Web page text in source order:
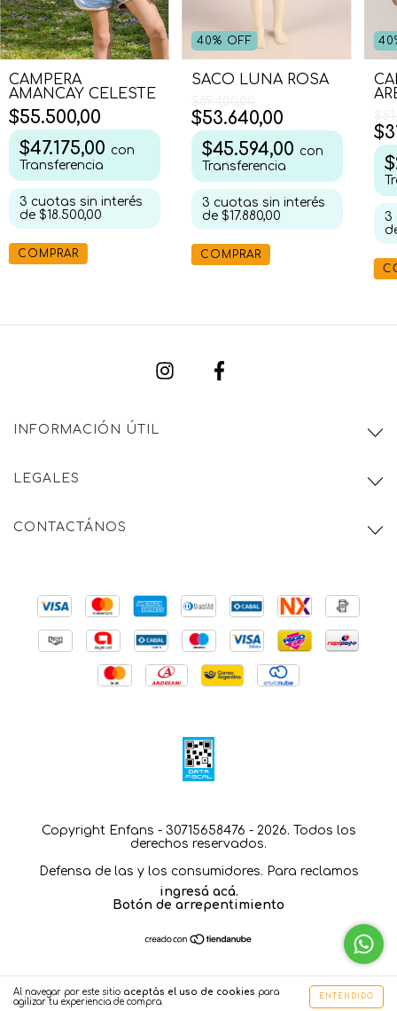
Al navegar por este sitio aceptás el uso de cookies para
agilizar tu experiencia de compra.
ENTENDIDO
CAMPERA
AMANCAY CELESTE
$55.500,00
$47.175,00 con
Transferencia
3 cuotas sin interés
de $18.500,00
COMPRAR
40% OFF
SACO LUNA ROSA
$53.640,00
$45.594,00 con
Transferencia
3 cuotas sin interés
de $17.880,00
COMPRAR
40
3
INFORMACIÓN ÚTIL
LEGALES
CONTACTÁNOS
Copyright Enfans - 30715658476 - 2026. Todos los
derechos reservados.
Defensa de las y los consumidores. Para reclamos
ingresá acá.
Botón de arrepentimiento